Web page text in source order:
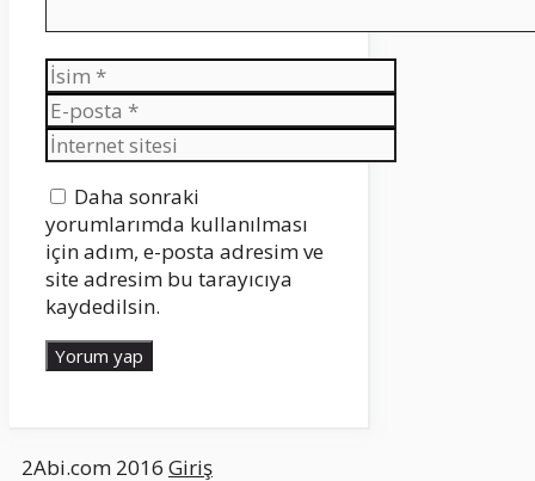
İsim
E-
posta
İnternet
sitesi
Daha sonraki
yorumlarımda kullanılması
için adım, e-posta adresim ve
site adresim bu tarayıcıya
kaydedilsin.
2Abi.com 2016 Giriş